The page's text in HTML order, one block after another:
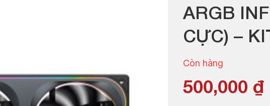
ARGB
CỰC) –
Còn hàng
500,000 ₫